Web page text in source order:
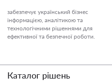
забезпечує український бізнес
інформацією, аналітикою та
технологічними рішеннями для
ефективної та безпечної роботи.
Каталог рішень